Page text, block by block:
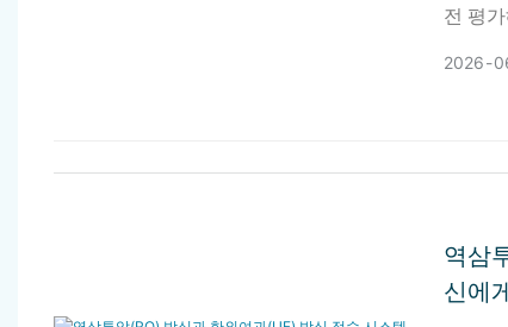
전 평
받는
2026
역삼
신에